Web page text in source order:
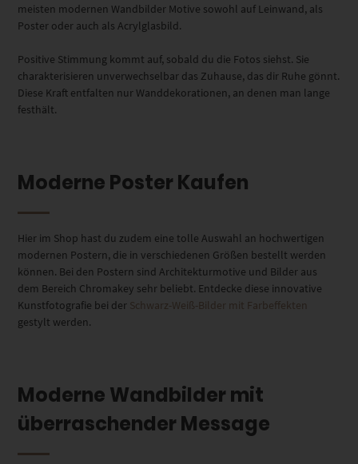
meisten modernen Wandbilder Motive sowohl auf Leinwand, als
Poster oder auch als Acrylglasbild.
Positive Stimmung kommt auf, sobald du die Fotos siehst. Sie
charakterisieren unverwechselbar das Zuhause, das dir Ruhe gönnt.
Diese Kraft entfalten nur Wanddekorationen, an denen man lange
festhält.
Moderne Poster Kaufen
Hier im Shop hast du zudem eine tolle Auswahl an hochwertigen
modernen Postern, die in verschiedenen Größen bestellt werden
können. Bei den Postern sind Architekturmotive und Bilder aus
dem Bereich Chromakey sehr beliebt. Entdecke diese innovative
Kunstfotografie bei der Schwarz-Weiß-Bilder mit Farbeffekten
gestylt werden.
Moderne Wandbilder mit
überraschender Message